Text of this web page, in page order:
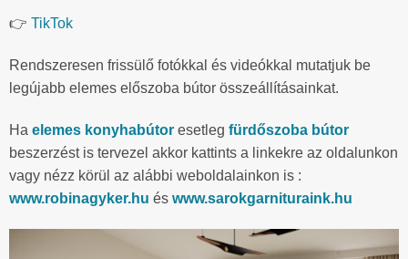
👉 TikTok
Rendszeresen frissülő fotókkal és videókkal mutatjuk be
legújabb elemes előszoba bútor összeállításainkat.
Ha elemes konyhabútor esetleg fürdőszoba bútor
beszerzést is tervezel akkor kattints a linkekre az oldalunkon
vagy nézz körül az alábbi weboldalainkon is :
www.robinagyker.hu és www.sarokgarnituraink.hu